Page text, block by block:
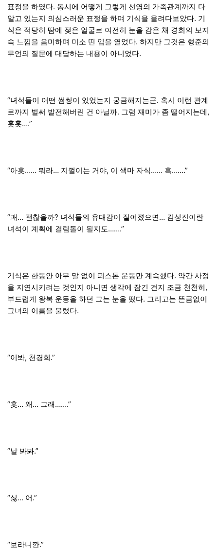
표정을 하였다. 동시에 어떻게 그렇게 선영의 가족관계까지 다
알고 있는지 의심스러운 표정을 하며 기식을 올려다보았다. 기
식은 적당히 땀에 젖은 얼굴로 여전히 눈을 감은 채 경희의 보지
속 느낌을 음미하며 미소 띤 입을 열었다. 하지만 그것은 형준의
무언의 질문에 대답하는 내용이 아니었다.
“녀석들이 어떤 썸씽이 있었는지 궁금해지는군. 혹시 이런 관계
로까지 벌써 발전해버린 건 아닐까. 그럼 재미가 좀 떨어지는데,
훗훗….”
“아흣…… 뭐라… 지껄이는 거야, 이 색마 자식…… 흑…….”
“괘… 괜찮을까? 녀석들의 유대감이 짙어졌으면… 김성진이란
녀석이 계획에 걸림돌이 될지도…….”
기식은 한동안 아무 말 없이 피스톤 운동만 계속했다. 약간 사정
을 지연시키려는 것인지 아니면 생각에 잠긴 건지 조금 천천히,
부드럽게 왕복 운동을 하던 그는 눈을 떴다. 그리고는 뜬금없이
그녀의 이름을 불렀다.
“이봐, 천경희.”
“흣… 왜… 그래…….”
“날 봐봐.”
“싫… 어.”
“보라니깐.”